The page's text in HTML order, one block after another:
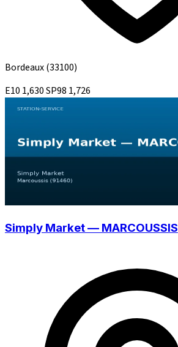
Bordeaux(33100)
E10 1,630SP98 1,726
Simply Market — MARCOUSSIS